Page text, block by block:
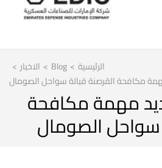
الرئيسية >
Blog
> الاخبار >
مهمة مكافحة القرصنة قبالة سواحل الصومال
مهمة مكافحة
سواحل الصومال